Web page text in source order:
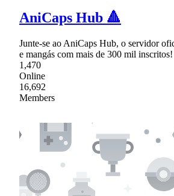
AniCaps Hub 🔺
Junte-se ao AniCaps Hub, o servidor
e mangás com mais de 300 mil inscritos!
1,470
Online
16,692
Members